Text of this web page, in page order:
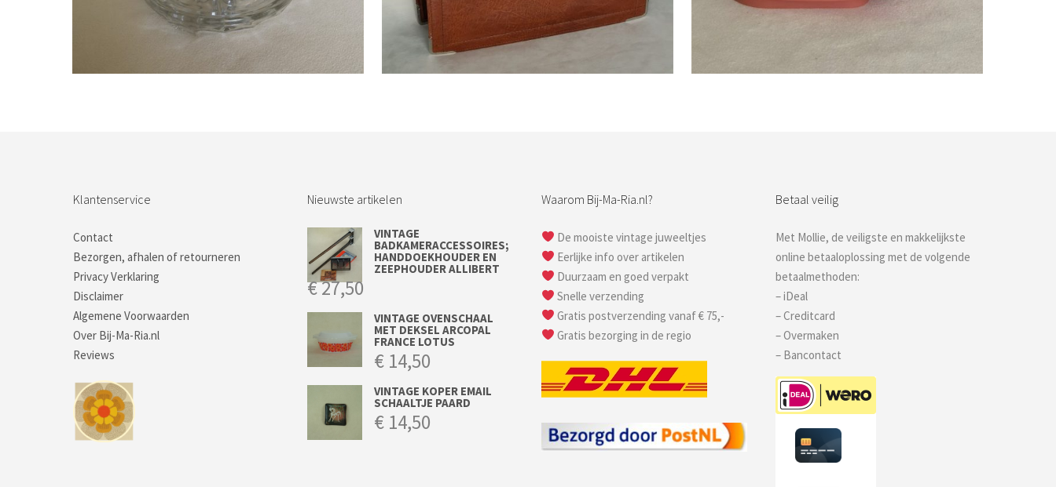
Klantenservice
Contact
Bezorgen, afhalen of retourneren
Privacy Verklaring
Disclaimer
Algemene Voorwaarden
Over Bij-Ma-Ria.nl
Reviews
Nieuwste artikelen
VINTAGE
BADKAMERACCESSOIRES;
HANDDOEKHOUDER EN
ZEEPHOUDER ALLIBERT
€27,50
VINTAGE OVENSCHAAL
MET DEKSEL ARCOPAL
FRANCE LOTUS
€ 14,50
VINTAGE KOPER EMAIL
SCHAALTJE PAARD
€ 14,50
Waarom Bij-Ma-Ria.nl?
De mooiste vintage juweeltjes
Eerlijke info over artikelen
Duurzaam en goed verpakt
Snelle verzending
Gratis postverzending vanaf € 75,-
Gratis bezorging in de regio
Betaal veilig
Met Mollie, de veiligste en makkelijkste
online betaaloplossing met de volgende
betaalmethoden:
– iDeal
– Creditcard
– Overmaken
– Bancontact